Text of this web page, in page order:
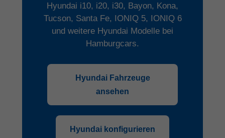
Hyundai i10, i20, i30, Bayon, Kona,
Tucson, Santa Fe, IONIQ 5, IONIQ 6
und weitere Hyundai Modelle bei
Hamburgcars.
Hyundai Fahrzeuge
ansehen
Hyundai konfigurieren